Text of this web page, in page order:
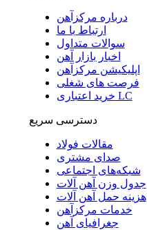
درباره مرکزآهن
ارتباط با ما
سوالات متداول
اخبار بازار آهن
اپلیکیشن مرکزآهن
فرصت های شغلی
خرید اعتباری LC
دسترسی سریع
مقالات فولاد
صدای مشتری
شبکه‌های اجتماعی
جدول وزن آهن آلات
هزینه حمل آهن آلات
خدمات مرکزآهن
جغرافیای آهن